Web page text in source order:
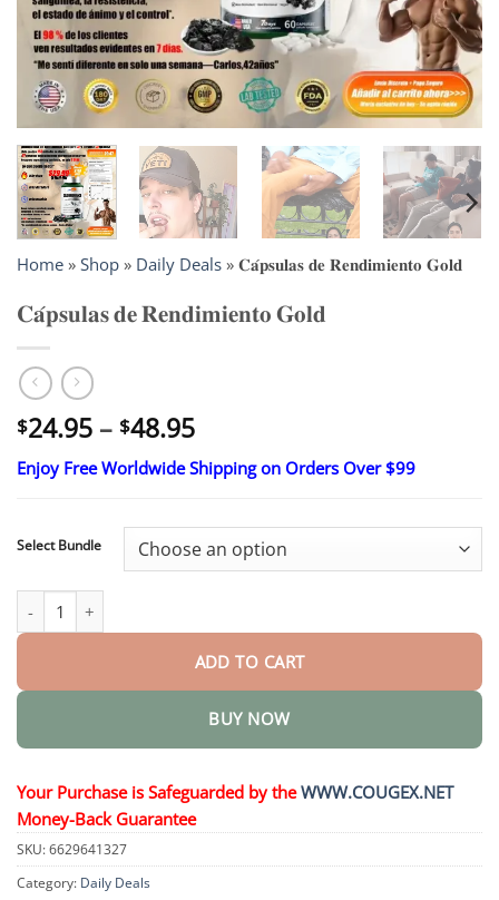
Home » Shop » Daily Deals » 𝐂𝐚́𝐩𝐬𝐮𝐥𝐚𝐬 𝐝𝐞 𝐑𝐞𝐧𝐝𝐢𝐦𝐢𝐞𝐧𝐭𝐨 𝐆𝐨𝐥𝐝
𝐂𝐚́𝐩𝐬𝐮𝐥𝐚𝐬 𝐝𝐞 𝐑𝐞𝐧𝐝𝐢𝐦𝐢𝐞𝐧𝐭𝐨 𝐆𝐨𝐥𝐝
$24.95 – $48.95Price
range:
$24.95
$48.95
Enjoy Free Worldwide Shipping on Orders Over $99
Select Bundle
𝐂𝐚́𝐩𝐬𝐮𝐥𝐚𝐬 𝐝𝐞 𝐑𝐞𝐧𝐝𝐢𝐦𝐢𝐞𝐧𝐭𝐨 𝐆𝐨𝐥𝐝 quantity
ADD TO CART
BUY NOW
Your Purchase is Safeguarded by theWWW.COUGEX.NET
Money-Back Guarantee
SKU:6629641327
Category: Daily Deals